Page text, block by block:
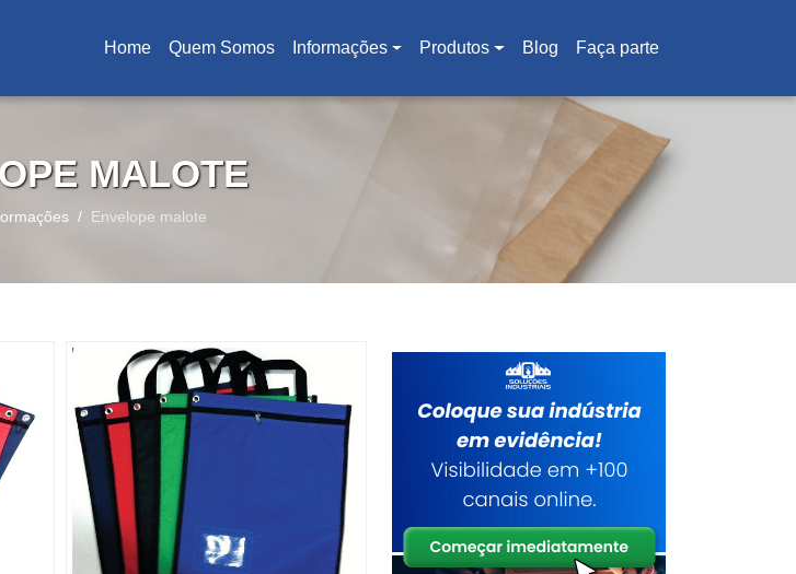
Home
(current)
Quem Somos Informações Produtos Blog Faça parte
MALOTE
Envelope malote